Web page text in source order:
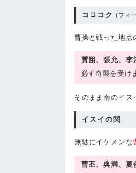
コロコク (フィ
曹操と戦った地点
賈詡、張允、李
必ず奇襲を受け
そのまま南のイス
イスイの関
無駄にイケメンな
曹丕、典満、夏